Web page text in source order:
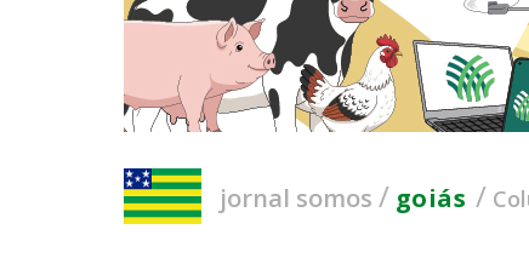
jornal somos / goiás /